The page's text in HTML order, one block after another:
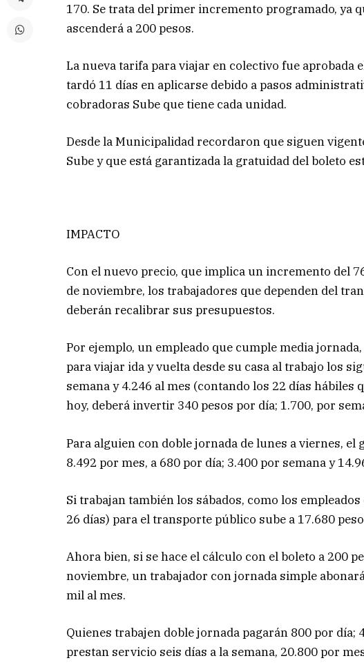
170. Se trata del primer incremento programado, ya
ascenderá a 200 pesos.
La nueva tarifa para viajar en colectivo fue aprobada
tardó 11 días en aplicarse debido a pasos
cobradoras Sube que tiene cada unidad.
Desde la Municipalidad recordaron que siguen
Sube y que está garantizada la gratuidad del boleto
IMPACTO
Con el nuevo precio, que implica un incremento del
de noviembre, los trabajadores que dependen del
deberán recalibrar sus presupuestos.
Por ejemplo, un empleado que cumple media
para viajar ida y vuelta desde su casa al trabajo los
semana y 4.246 al mes (contando los 22 días hábiles
hoy, deberá invertir 340 pesos por día; 1.700, por
Para alguien con doble jornada de lunes a viernes, el
8.492 por mes, a 680 por día; 3.400 por semana y
Si trabajan también los sábados, como los
26 días) para el transporte público sube a 17.680
Ahora bien, si se hace el cálculo con el boleto a 200
noviembre, un trabajador con jornada simple
mil al mes.
Quienes trabajen doble jornada pagarán 800 por día;
prestan servicio seis días a la semana, 20.800 por